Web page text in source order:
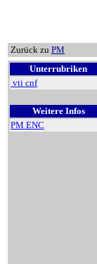
Zurück zu PM
Unterrubriken
vti cnf
Weitere Infos
PM ENC